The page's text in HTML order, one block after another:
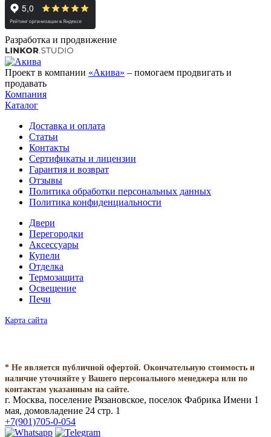
Разработка и продвижение
Проект в компании «Акива» – помогаем продвигать и
продавать
Компания
Каталог
Доставка и оплата
Статьи
Контакты
Сертификаты и лицензии
Гарантия и возврат
Отзывы
Политика обработки персональных данных
Политика конфиденциальности
Двери
Перегородки
Аксессуары
Купели
Отделка
Термозащита
Освещение
Печи
Карта сайта
* Не является публичной офертой. Окончательную стоимость и
наличие уточняйте у Вашего персонального менеджера или по
контактам указанным на сайте.
г. Москва, поселение Рязановское, поселок Фабрика Имени 1
мая, домовладение 24 стр. 1
+7(901)705-0-054